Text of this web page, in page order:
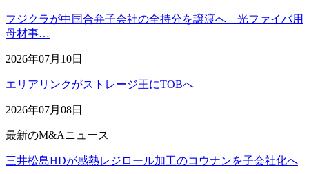
フジクラが中国合弁子会社の全持分を譲渡へ 光ファイバ用
母材事…
2026年07月10日
エリアリンクがストレージ王にTOBへ
2026年07月08日
最新のM&Aニュース
三井松島HDが感熱レジロール加工のコウナンを子会社化へ